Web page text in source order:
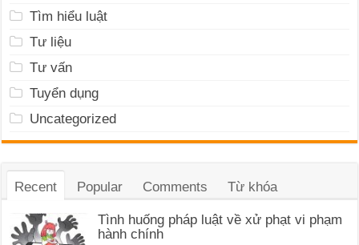
Tìm hiểu luật
Tư liệu
Tư vấn
Tuyển dụng
Uncategorized
Recent Popular Comments Từ khóa
Tình huống pháp luật về xử phạt vi phạm
hành chính